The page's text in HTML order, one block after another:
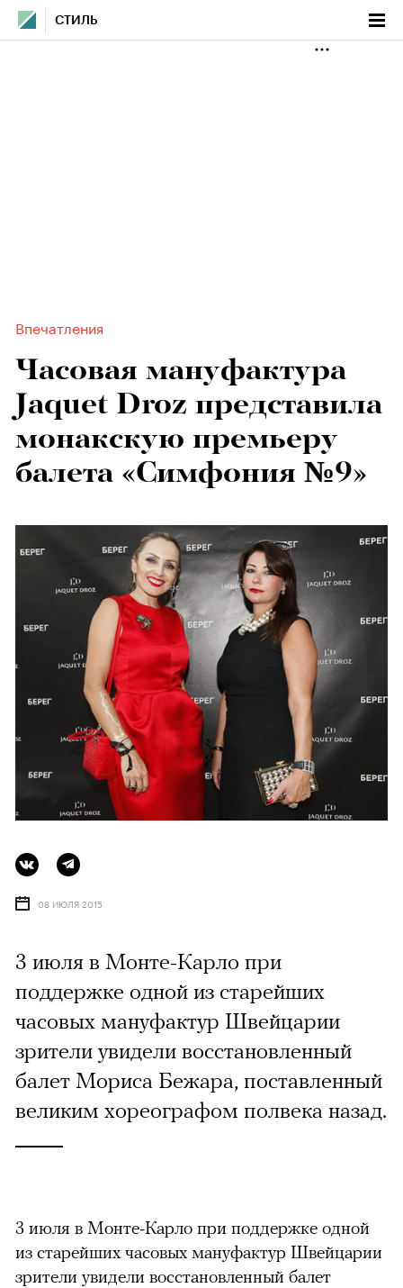
СТИЛЬ
Впечатления
Часовая мануфактура
Jaquet Droz представила
монакскую премьеру
балета «Симфония №9»
08 ИЮЛЯ 2015
3 июля в Монте-Карло при
поддержке одной из старейших
часовых мануфактур Швейцарии
зрители увидели восстановленный
балет Мориса Бежара, поставленный
великим хореографом полвека назад.
3 июля в Монте-Карло при поддержке одной
из старейших часовых мануфактур Швейцарии
зрители увидели восстановленный балет